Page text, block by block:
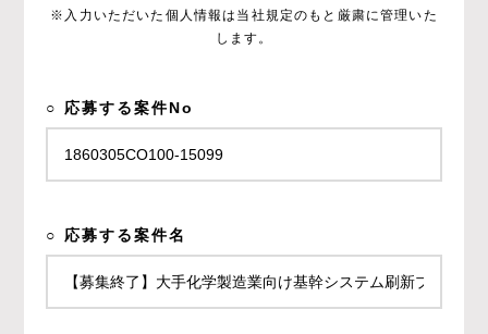
※入力いただいた個人情報は当社規定のもと厳粛に管理いた
します。
○ 応募する案件No
○ 応募する案件名